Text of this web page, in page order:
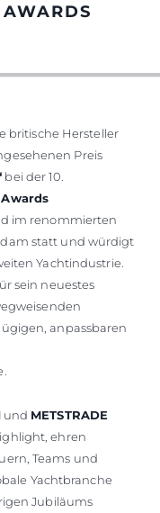
BOOT
britische Hersteller
Preis
bei der 10.
im renommierten
statt und würdigt
Yachtindustrie.
sein neuestes
anpassbaren
und METSTRADE
ehren
Teams und
Yachtbranche
Jubiläums